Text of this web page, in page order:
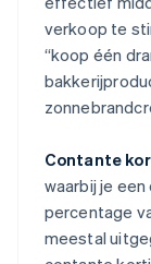
verkoop te
“koop één
Contante
waarbij je
percentage
meestal